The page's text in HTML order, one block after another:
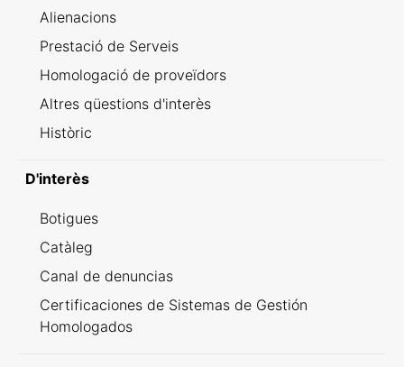
Alienacions
Prestació de Serveis
Homologació de proveïdors
Altres qüestions d'interès
Històric
D'interès
Botigues
Catàleg
Canal de denuncias
Certificaciones de Sistemas de Gestión
Homologados